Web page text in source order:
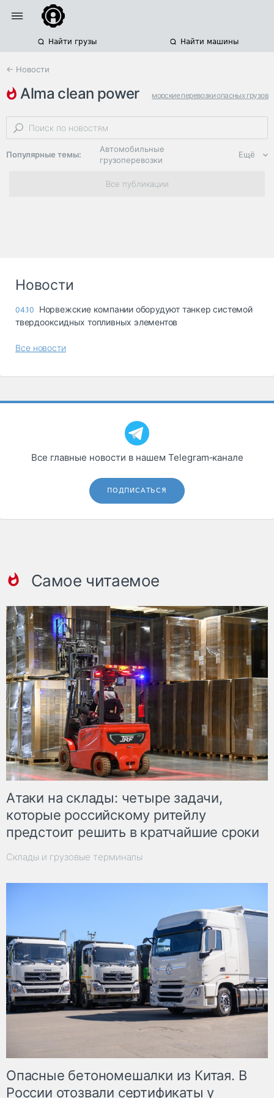
Найти грузы Найти машины
← Новости
alma clean power морские перевозки опасных грузов
перевозка нефтепродуктов танкеры-химовозы
Популярные темы:
Автомобильные
грузоперевозки
Региональная
логистика
опасные грузы
грузовые
Коммерческий
транспорт
Спецтехника
Автосервис,
запчасти, шины
Дзен
Ещё
Все публикации
Новости
04.10
Норвежские компании оборудуют танкер системой
твердооксидных топливных элементов
Все новости
Все главные новости в нашем Telegram‑канале
ПОДПИСАТЬСЯ
Самое читаемое
Атаки на склады: четыре задачи,
которые российскому ритейлу
предстоит решить в кратчайшие сроки
Склады и грузовые терминалы
Опасные бетономешалки из Китая. В
России отозвали сертификаты у